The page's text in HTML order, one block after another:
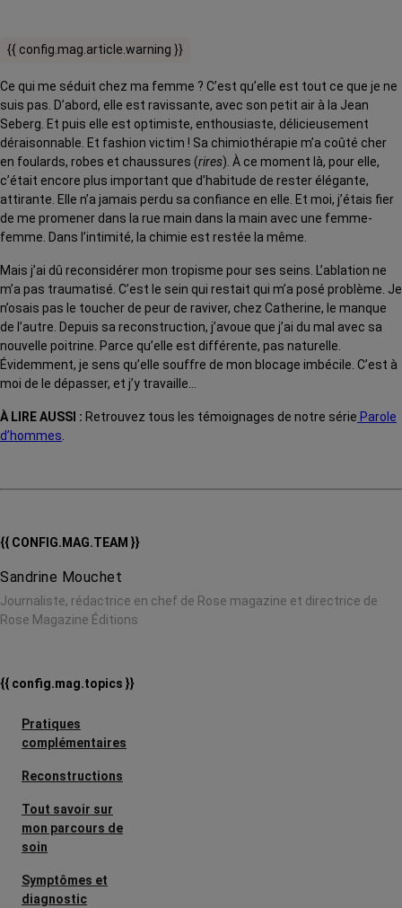
{{ config.mag.article.warning }}
Ce qui me séduit chez ma femme ? C’est qu’elle est tout ce que je ne
suis pas. D’abord, elle est ravissante, avec son petit air à la Jean
Seberg. Et puis elle est optimiste, enthousiaste, délicieusement
déraisonnable. Et fashion victim ! Sa chimiothérapie m’a coûté cher
en foulards, robes et chaussures (rires). À ce moment là, pour elle,
c’était encore plus important que d’habitude de rester élégante,
attirante. Elle n’a jamais perdu sa conﬁance en elle. Et moi, j’étais ﬁer
de me promener dans la rue main dans la main avec une femme-
femme. Dans l’intimité, la chimie est restée la même.
Mais j’ai dû reconsi­dérer mon tropisme pour ses seins. L’ablation ne
m’a pas traumatisé. C’est le sein qui restait qui m’a posé problème. Je
n’osais pas le toucher de peur de raviver, chez Catherine, le manque
de l’autre. Depuis sa reconstruction, j’avoue que j’ai du mal avec sa
nouvelle poitrine. Parce qu’elle est différente, pas naturelle.
Évidemment, je sens qu’elle souffre de mon blocage imbécile. C’est à
moi de le dépasser, et j’y travaille…
À LIRE AUSSI : Retrouvez tous les témoignages de notre série Parole
d’hommes.
{{ CONFIG.MAG.TEAM }}
Sandrine Mouchet
Journaliste, rédactrice en chef de Rose magazine et directrice de
Rose Magazine Éditions
{{ config.mag.topics }}
Pratiques
complémentaires
Reconstructions
Tout savoir sur
mon parcours de
soin
Symptômes et
diagnostic